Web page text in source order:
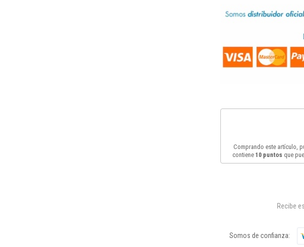
Comprando este artículo,
contiene 10puntos que
Recibe
Somos de confianza: